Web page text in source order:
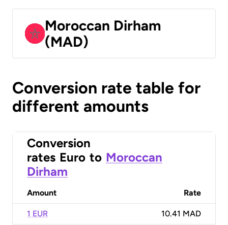
Moroccan Dirham
(MAD)
Conversion rate table for
different amounts
Conversion
rates Euro to Moroccan
Dirham
Amount Rate
1 EUR 10.41 MAD